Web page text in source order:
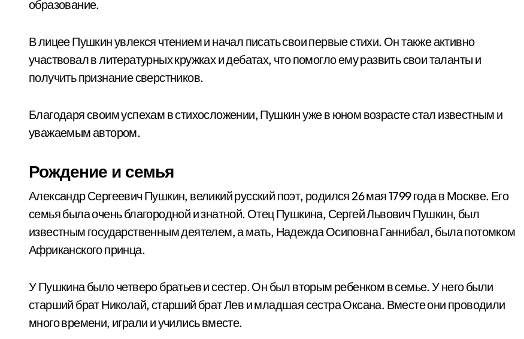
образование.
В лицее Пушкин увлекся чтением и начал писать свои первые стихи. Он также активно
участвовал в литературных кружках и дебатах, что помогло ему развить свои таланты и
получить признание сверстников.
Благодаря своим успехам в стихосложении, Пушкин уже в юном возрасте стал известным и
уважаемым автором.
Рождение и семья
Александр Сергеевич Пушкин, великий русский поэт, родился 26 мая 1799 года в Москве. Его
семья была очень благородной и знатной. Отец Пушкина, Сергей Львович Пушкин, был
известным государственным деятелем, а мать, Надежда Осиповна Ганнибал, была потомком
Африканского принца.
У Пушкина было четверо братьев и сестер. Он был вторым ребенком в семье. У него были
старший брат Николай, старший брат Лев и младшая сестра Оксана. Вместе они проводили
много времени, играли и учились вместе.